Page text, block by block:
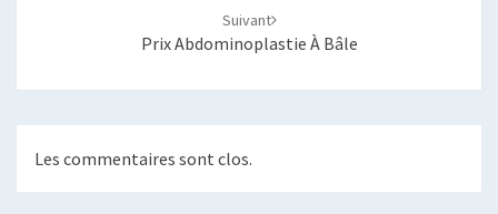
Suivant
Prix Abdominoplastie À Bâle
Les commentaires sont clos.